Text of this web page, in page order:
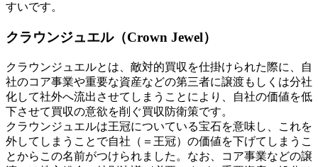
すいです。
クラウンジュエル（Crown Jewel）
クラウンジュエルとは、敵対的買収を仕掛けられた際に、自
社のコア事業や重要な資産などの第三者に譲渡もしくは分社
化して社外へ流出させてしまうことにより、自社の価値を低
下させて買収の意欲を削ぐ買収防衛策です。
クラウンジュエルは王冠についている宝石を意味し、これを
外してしまうことで自社（＝王冠）の価値を下げてしまうこ
とからこの名前がつけられました。なお、コア事業などの譲